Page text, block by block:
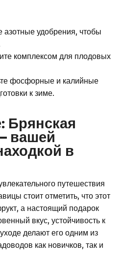
азотные удобрения, чтобы
комплексом для плодовых
фосфорные и калийные
к зиме.
Брянская
вашей
в
путешествия
стоит отметить, что этот
а настоящий подарок
вкус, устойчивость к
делают его одним из
как новичков, так и